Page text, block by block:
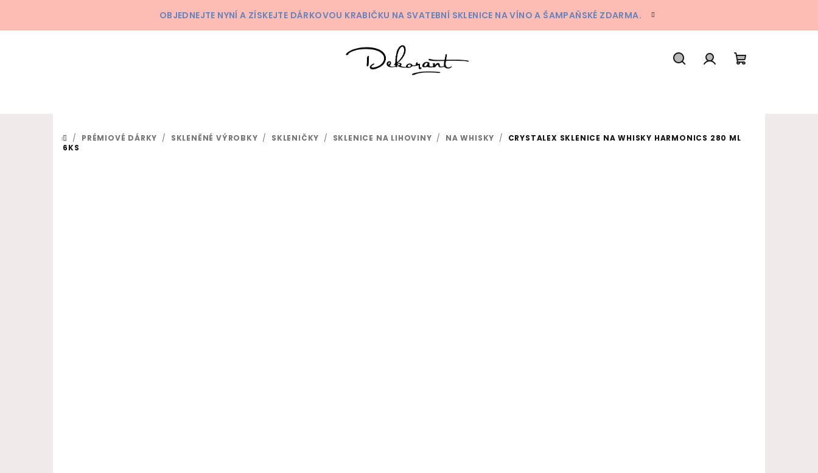
OBJEDNEJTE NYNÍ A ZÍSKEJTE DÁRKOVOU KRABIČKU NA SVATEBNÍ SKLENICE NA VÍNO A ŠAMPAŇSKÉ ZDARMA.
DOMŮ
/ PRÉMIOVÉ DÁRKY / SKLENĚNÉ VÝROBKY / SKLENIČKY / SKLENICE NA LIHOVINY / NA WHISKY /
CRYSTALEX SKLENICE NA WHISKY HARMONICS 280 ML
6KS